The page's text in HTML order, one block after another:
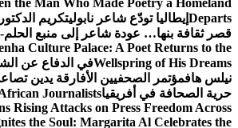
the Man Who Made Poetry a Homeland
Departs إيطاليا تودّع شاعر نابوليتكريم
قصر ثقافة بنها… عودة شاعر إلى منبع الحلم
Culture Palace: A Poet Returns to the
Wellspring of His Dreamsفي الدفاع عن
نيلس هافمؤتمر الصحفيين الأفارقة يدين
حرية الصحافة في أفريقياJournalists
Rising Attacks on Press Freedom Across
the Soul: Margarita Al Celebrates the